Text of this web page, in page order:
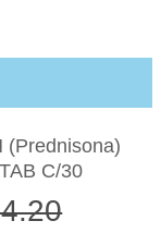
(Prednisona)
C/30